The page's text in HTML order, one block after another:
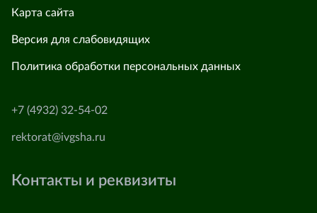
Карта сайта
Версия для слабовидящих
Политика обработки персональных данных
+7 (4932) 32-54-02
rektorat@ivgsha.ru
Контакты и реквизиты